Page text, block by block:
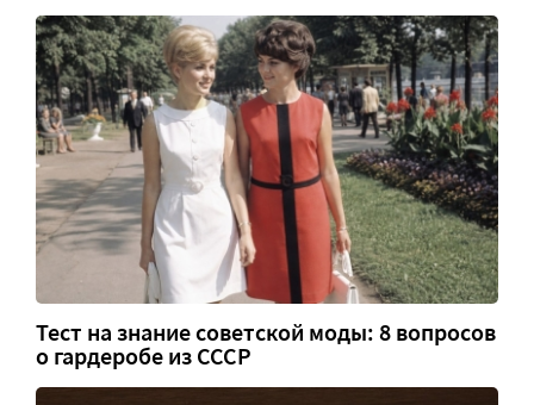
Тест на знание советской моды: 8 вопросов
о гардеробе из СССР